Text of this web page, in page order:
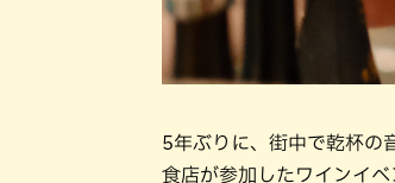
5年ぶりに、街中で乾杯の
食店が参加したワインイ